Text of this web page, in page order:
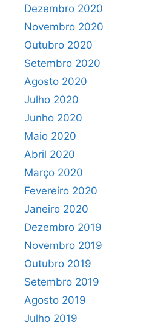
Dezembro 2020
Novembro 2020
Outubro 2020
Setembro 2020
Agosto 2020
Julho 2020
Junho 2020
Maio 2020
Abril 2020
Março 2020
Fevereiro 2020
Janeiro 2020
Dezembro 2019
Novembro 2019
Outubro 2019
Setembro 2019
Agosto 2019
Julho 2019